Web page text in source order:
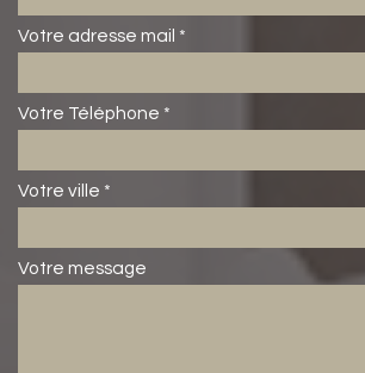
Votre adresse mail *
Votre Téléphone *
Votre ville *
Votre message